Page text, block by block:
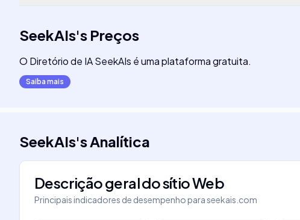
SeekAIs's Preços
O Diretório de IA SeekAIs é uma plataforma gratuita.
Saiba mais
SeekAIs'sAnalítica
Descrição geral do sítio Web
Principais indicadores de desempenho paraseekais.com